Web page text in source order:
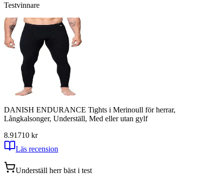
Testvinnare
DANISH ENDURANCE Tights i Merinoull för herrar,
Långkalsonger, Underställ, Med eller utan gylf
8.91 710 kr
Läs recension
Underställ herrbäst i test